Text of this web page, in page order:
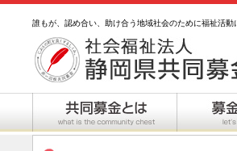
誰もが、認め合い、助け合う地域社会のために福祉活動